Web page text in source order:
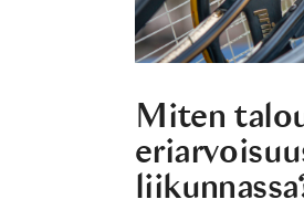
Miten